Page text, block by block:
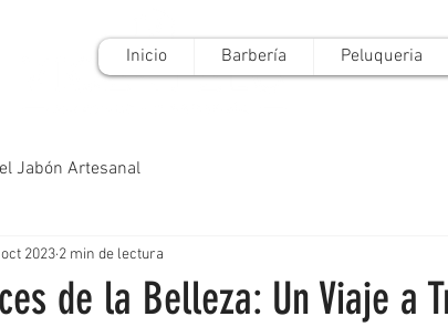
Inicio Barbería Peluqueria
Jabón Artesanal
de la Belleza: Un Viaje a
2023 2 min de lectura